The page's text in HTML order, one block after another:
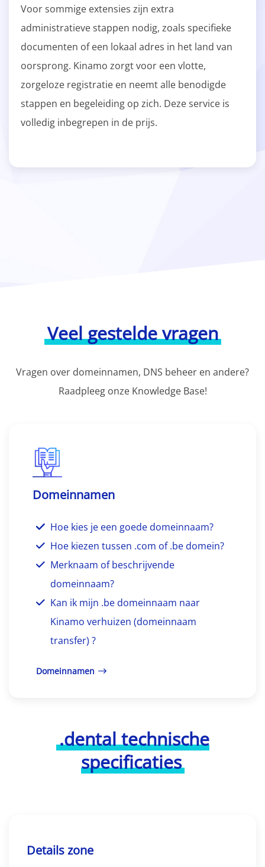
Voor sommige extensies zijn extra
administratieve stappen nodig, zoals specifieke
documenten of een lokaal adres in het land van
oorsprong. Kinamo zorgt voor een vlotte,
zorgeloze registratie en neemt alle benodigde
stappen en begeleiding op zich. Deze service is
volledig inbegrepen in de prijs.
Veel gestelde vragen
Vragen over domeinnamen, DNS beheer en andere?
Raadpleeg onze Knowledge Base!
Domeinnamen
Hoe kies je een goede domeinnaam?
Hoe kiezen tussen .com of .be domein?
Merknaam of beschrijvende
domeinnaam?
Kan ik mijn .be domeinnaam naar
Kinamo verhuizen (domeinnaam
transfer) ?
Domeinnamen
.dental technische
specificaties
Details zone